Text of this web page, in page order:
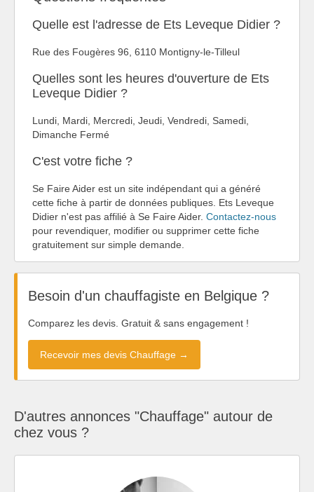
Quelle est l'adresse de Ets Leveque Didier ?
Rue des Fougères 96, 6110 Montigny-le-Tilleul
Quelles sont les heures d'ouverture de Ets
Leveque Didier ?
Lundi, Mardi, Mercredi, Jeudi, Vendredi, Samedi,
Dimanche Fermé
C'est votre fiche ?
Se Faire Aider est un site indépendant qui a généré
cette fiche à partir de données publiques. Ets Leveque
Didier n'est pas affilié à Se Faire Aider. Contactez-nous
pour revendiquer, modifier ou supprimer cette fiche
gratuitement sur simple demande.
Besoin d'un chauffagiste en Belgique ?
Comparez les devis. Gratuit & sans engagement !
Recevoir mes devis Chauffage →
D'autres annonces "Chauffage" autour de
chez vous ?